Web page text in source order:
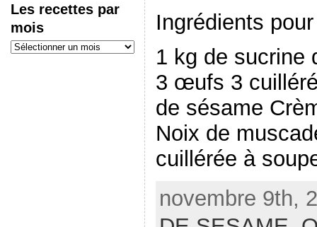
Les recettes par
mois
Les
recettes
Ingrédients
1 kg de sucrine
3 œufs 3
de sésame
Noix de
cuillérée à
novembre 9th,